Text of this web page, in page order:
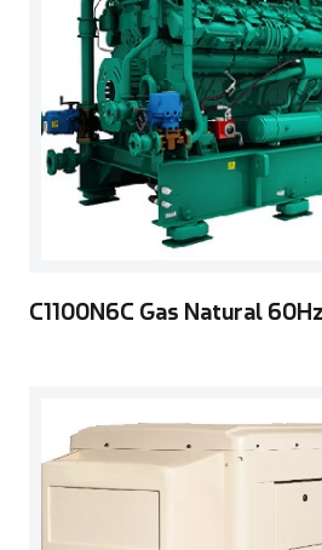
C1100N6C Gas Natural